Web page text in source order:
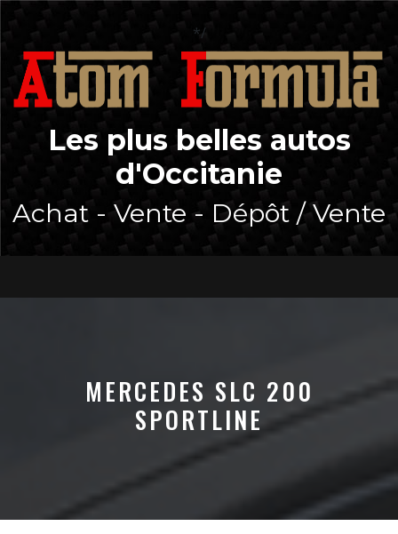
content
*/
Les plus belles autos
d'Occitanie
Achat - Vente - Dépôt / Vente
MERCEDES SLC 200
SPORTLINE